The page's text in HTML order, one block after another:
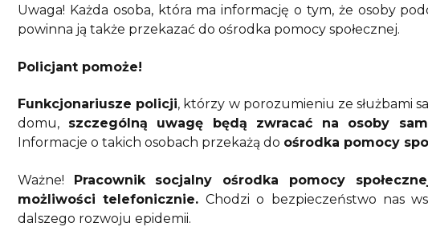
Uwaga! Każda osoba, która ma informację o tym, że osoby
powinna ją także przekazać do ośrodka pomocy społecznej.
Policjant pomoże!
Funkcjonariusze policji, którzy w porozumieniu ze służbami
domu, szczególną uwagę będą zwracać na osoby
Informacje o takich osobach przekażą do ośrodka pomocy
Ważne! Pracownik socjalny ośrodka pomocy
możliwości telefonicznie. Chodzi o bezpieczeństwo nas
dalszego rozwoju epidemii.